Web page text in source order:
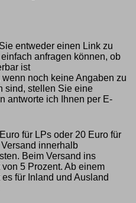
entweder einen Link zu
anfragen können, ob
ist
noch keine Angaben zu
sind, stellen Sie eine
antworte ich Ihnen per E-
für LPs oder 20 Euro für
innerhalb
Beim Versand ins
5 Prozent. Ab einem
für Inland und Ausland